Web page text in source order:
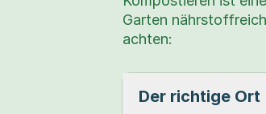
Garten
achten:
Der richtige Ort